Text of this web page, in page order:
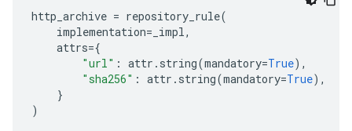
http_archive = repository_rule(
implementation= _impl,
attrs={
"url" : attr . string(mandatory=True),
"sha256" : attr . string(mandatory=True),
}
)